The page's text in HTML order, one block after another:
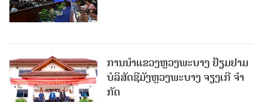
ການນຳແຂວງຫຼວງພະບາງ ຢ້ຽມ​ຢາມ
ບໍ​ລິ​ສັດຊີມັງຫຼວງພະບາງ ຈຽງເກີ ຈໍາ
ກັດ